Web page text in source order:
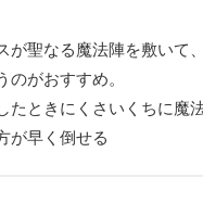
が聖なる魔法陣を敷いて
のがおすすめ。
たときにくさいくちに魔
が早く倒せる